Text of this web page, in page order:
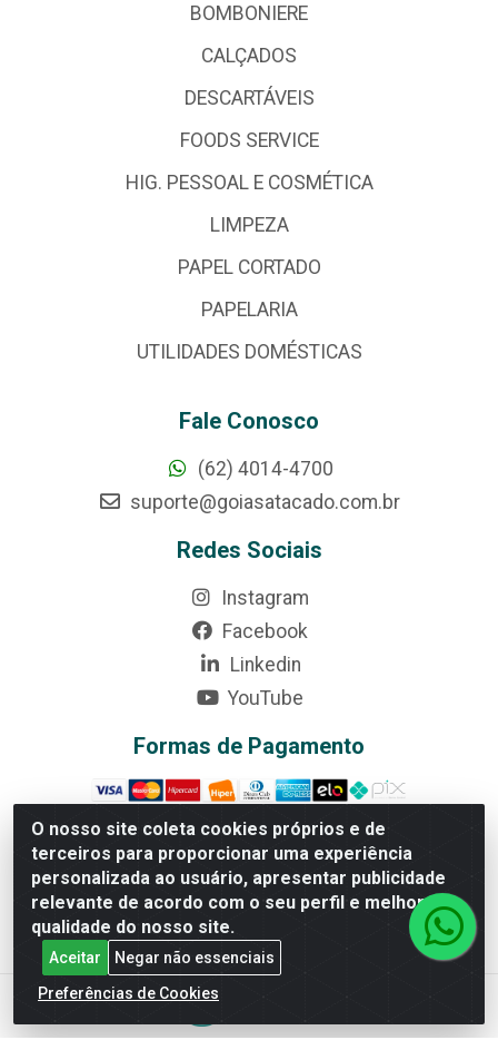
O nosso site coleta cookies próprios e de
terceiros para proporcionar uma experiência
personalizada ao usuário, apresentar publicidade
relevante de acordo com o seu perfil e melhorar a
qualidade do nosso site.
Aceitar
Negar não essenciais
Preferências de Cookies
BOMBONIERE
CALÇADOS
DESCARTÁVEIS
FOODS SERVICE
HIG. PESSOAL E COSMÉTICA
LIMPEZA
PAPEL CORTADO
PAPELARIA
UTILIDADES DOMÉSTICAS
Fale Conosco
(62) 4014-4700
suporte@goiasatacado.com.br
Redes Sociais
Instagram
Facebook
Linkedin
YouTube
Formas de Pagamento
Rede Brasil - Avenida Universitária, nº 3860, Jardim das
Américas II Etapa - Anápolis/GO - CEP 75070-415 -
CNPJ 07.728.073/0002-24